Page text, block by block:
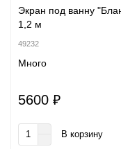
Экран под ванну
1,2 м
49232
Много
5600 ₽
В корзину